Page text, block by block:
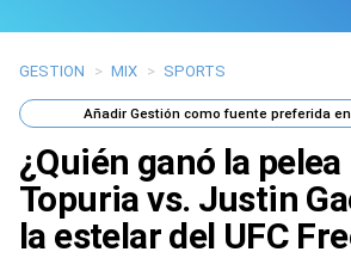
Últimas Noticias
Mi Bolsillo
Respuestas
Gente
GESTION > MIX > SPORTS
AñadirGestión como fuente preferida en
¿Quién ganó la pelea
Topuria vs. Justin
la estelar del UFC